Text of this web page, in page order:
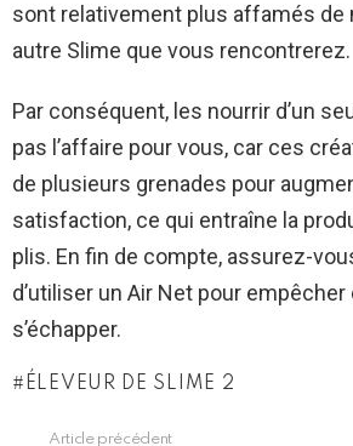
sont relativement plus affamés de
autre Slime que vous rencontrerez.
Par conséquent, les nourrir d’un
pas l’affaire pour vous, car ces
de plusieurs grenades pour
satisfaction, ce qui entraîne la
plis. En fin de compte, assurez-
d’utiliser un Air Net pour
s’échapper.
ÉLEVEUR DE SLIME 2
Article précédent